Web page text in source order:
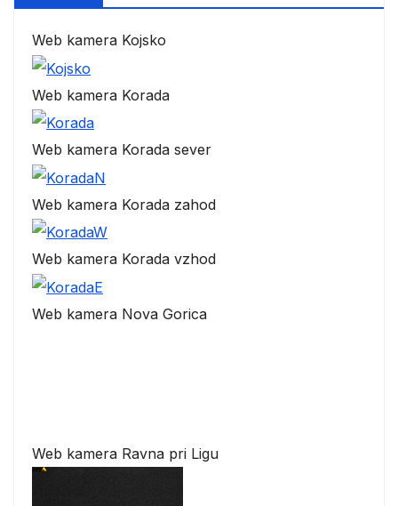
Web kamera Kojsko
Web kamera Korada
Web kamera Korada sever
Web kamera Korada zahod
Web kamera Korada vzhod
Web kamera Nova Gorica
Web kamera Ravna pri Ligu